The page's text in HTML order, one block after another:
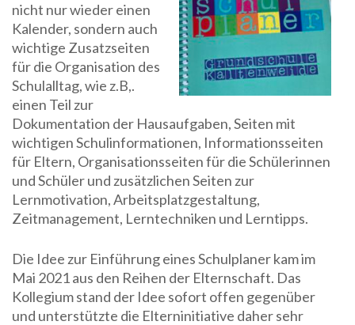
nicht nur wieder einen
Kalender, sondern auch
wichtige Zusatzseiten
für die Organisation des
Schulalltag, wie z.B,.
einen Teil zur
Dokumentation der Hausaufgaben, Seiten mit
wichtigen Schulinformationen, Informationsseiten
für Eltern, Organisationsseiten für die Schülerinnen
und Schüler und zusätzlichen Seiten zur
Lernmotivation, Arbeitsplatzgestaltung,
Zeitmanagement, Lerntechniken und Lerntipps.
Die Idee zur Einführung eines Schulplaner kam im
Mai 2021 aus den Reihen der Elternschaft. Das
Kollegium stand der Idee sofort offen gegenüber
und unterstützte die Elterninitiative daher sehr